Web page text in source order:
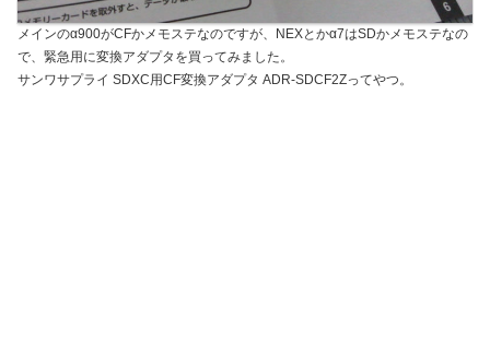
メインのα900がCFかメモステなのですが、NEXとかα7はSDかメモステなの
で、緊急用に変換アダプタを買ってみました。
サンワサプライ SDXC用CF変換アダプタ ADR-SDCF2Zってやつ。